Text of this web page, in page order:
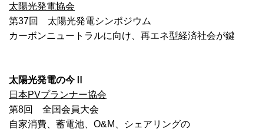
太陽光発電協会
第37回 太陽光発電シンポジウム
カーボンニュートラルに向け、再エネ型経済社会が鍵
太陽光発電の今Ⅱ
日本PVプランナー協会
第8回 全国会員大会
自家消費、蓄電池、O&M、シェアリングの